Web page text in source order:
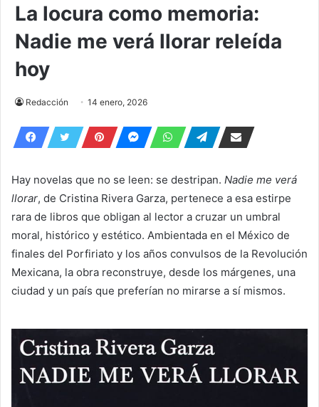
La locura como memoria:
Nadie me verá llorar releída
hoy
Redacción 14 enero, 2026
Hay novelas que no se leen: se destripan. Nadie me verá
llorar, de Cristina Rivera Garza, pertenece a esa estirpe
rara de libros que obligan al lector a cruzar un umbral
moral, histórico y estético. Ambientada en el México de
finales del Porfiriato y los años convulsos de la Revolución
Mexicana, la obra reconstruye, desde los márgenes, una
ciudad y un país que preferían no mirarse a sí mismos.